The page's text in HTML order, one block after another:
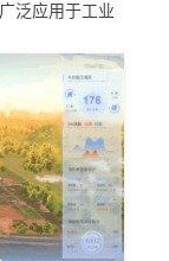
泛应用于工业